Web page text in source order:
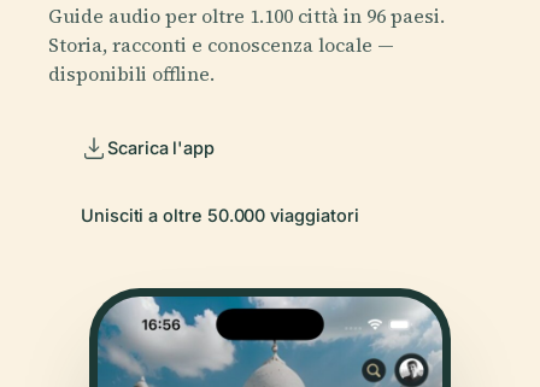
Guide audio per oltre 1.100 città in 96 paesi.
Storia, racconti e conoscenza locale —
disponibili offline.
Scarica l'app
Unisciti a oltre 50.000 viaggiatori